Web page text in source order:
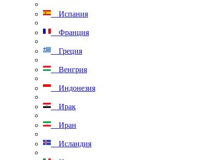
Испания
Франция
Греция
Венгрия
Индонезия
Ирак
Иран
Исландия